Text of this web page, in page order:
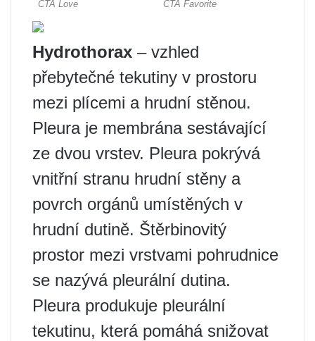
Hydrothorax – vzhled
přebytečné tekutiny v prostoru
mezi plícemi a hrudní stěnou.
Pleura je membrána sestávající
ze dvou vrstev. Pleura pokrývá
vnitřní stranu hrudní stěny a
povrch orgánů umístěných v
hrudní dutině. Štěrbinovitý
prostor mezi vrstvami pohrudnice
se nazývá pleurální dutina.
Pleura produkuje pleurální
tekutinu, která pomáhá snižovat